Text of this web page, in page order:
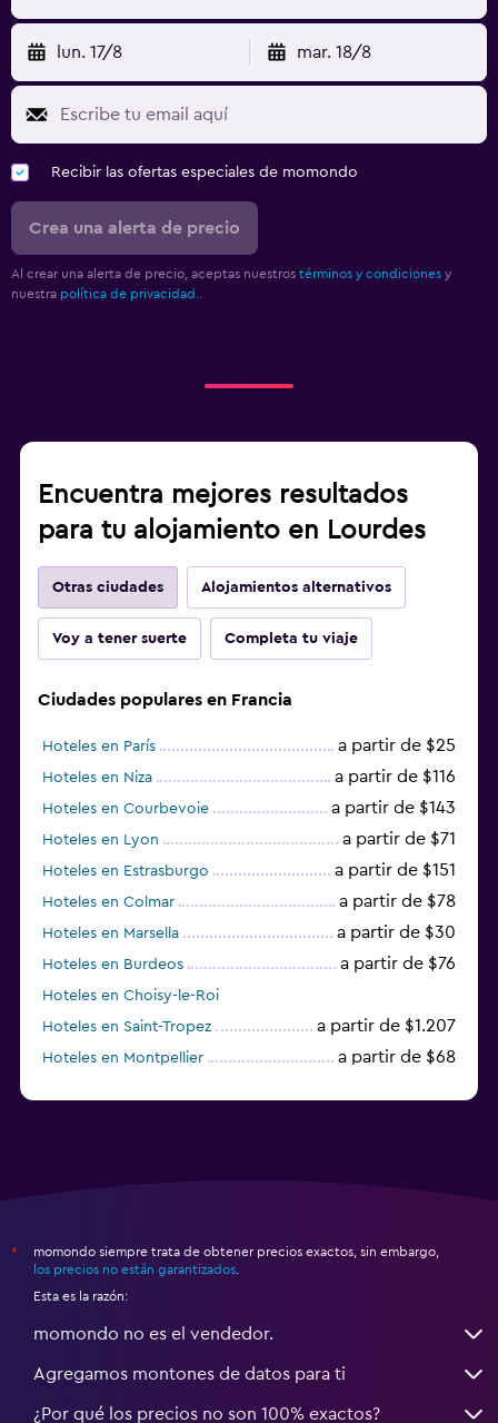
lun. 17/8 mar. 18/8
Recibir las ofertas especiales de momondo
Crea una alerta de precio
Al crear una alerta de precio, aceptas nuestros términos y condiciones y
nuestra política de privacidad.
Encuentra mejores resultados
para tu alojamiento en Lourdes
Otras ciudades Alojamientos alternativos
Voy a tener suerte Completa tu viaje
Ciudades populares en Francia
Hoteles en París a partir de $25
Hoteles en Niza a partir de $116
Hoteles en Courbevoie a partir de $143
Hoteles en Lyon a partir de $71
Hoteles en Estrasburgo a partir de $151
Hoteles en Colmar a partir de $78
Hoteles en Marsella a partir de $30
Hoteles en Burdeos a partir de $76
Hoteles en Choisy-le-Roi
Hoteles en Saint-Tropez
a partir de $1.207
Hoteles en Montpellier a partir de $68
*
momondo siempre trata de obtener precios exactos, sin embargo,
los precios no están garantizados
Esta es la razón:
momondo no es el vendedor.
Agregamos montones de datos para ti
¿Por qué los precios no son 100% exactos?